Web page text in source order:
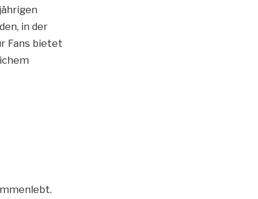
in der
Fans bietet